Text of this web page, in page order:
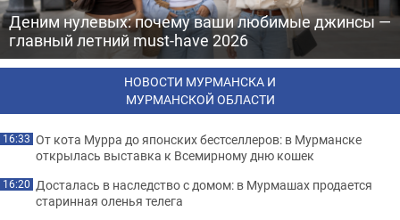
Деним нулевых: почему ваши любимые джинсы —
главный летний must-have 2026
НОВОСТИ МУРМАНСКА И
МУРМАНСКОЙ ОБЛАСТИ
16:33 От кота Мурра до японских бестселлеров: в Мурманске
открылась выставка к Всемирному дню кошек
16:20 Досталась в наследство с домом: в Мурмашах продается
старинная оленья телега